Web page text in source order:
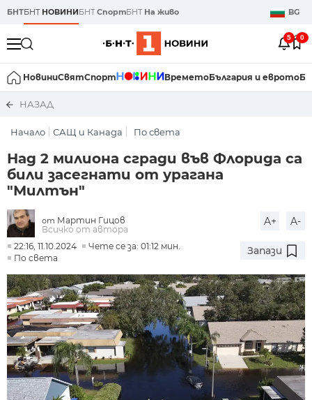
БНТБНТ НОВИНИБНТСпортБНТ На живо BG
5 0
НовиниСвятСпорт ВреметоБългария и еврото
НАЗАД
Начало САЩ и Канада По света
Над 2 милиона сгради във Флорида са
били засегнати от урагана
"Милтън"
от Мартин Гицов
Всичко от автора
A+ A-
22:16, 11.10.2024
Чете се за: 01:12 мин.
По света
Запази